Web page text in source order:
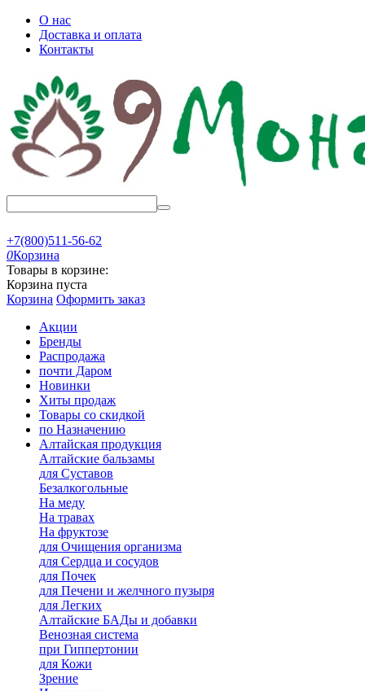
О нас
Доставка и оплата
Контакты
+7(800)511-56-62
0Корзина
Товары в корзине:
Корзина пуста
Корзина Оформить заказ
Акции
Бренды
Распродажа
почти Даром
Новинки
Хиты продаж
Товары со скидкой
по Назначению
Алтайская продукция
Алтайские бальзамы
для Суставов
Безалкогольные
На меду
На травах
На фруктозе
для Очищения организма
для Сердца и сосудов
для Почек
для Печени и желчного пузыря
для Легких
Алтайские БАДы и добавки
Венозная система
при Гиппертонии
для Кожи
Зрение